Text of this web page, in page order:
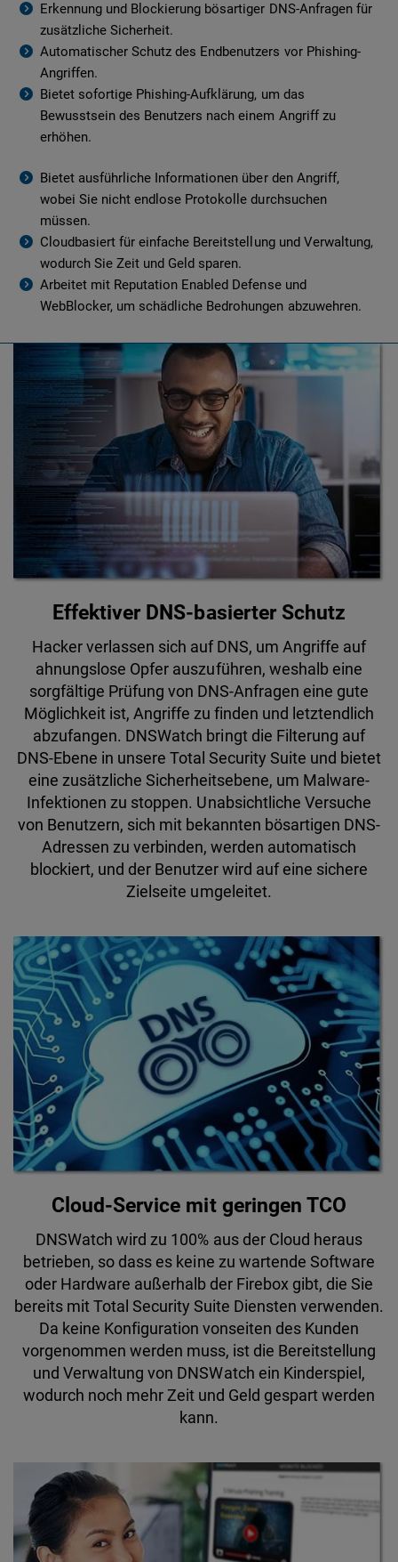
Erkennung und Blockierung bösartiger DNS-Anfragen für
zusätzliche Sicherheit.
Automatischer Schutz des Endbenutzers vor Phishing-
Angriffen.
Bietet sofortige Phishing-Aufklärung, um das
Bewusstsein des Benutzers nach einem Angriff zu
erhöhen.
Bietet ausführliche Informationen über den Angriff,
wobei Sie nicht endlose Protokolle durchsuchen
müssen.
Cloudbasiert für einfache Bereitstellung und Verwaltung,
wodurch Sie Zeit und Geld sparen.
Arbeitet mit Reputation Enabled Defense und
WebBlocker, um schädliche Bedrohungen abzuwehren.
Effektiver DNS-basierter Schutz
Hacker verlassen sich auf DNS, um Angriffe auf
ahnungslose Opfer auszuführen, weshalb eine
sorgfältige Prüfung von DNS-Anfragen eine gute
Möglichkeit ist, Angriffe zu finden und letztendlich
abzufangen. DNSWatch bringt die Filterung auf
DNS-Ebene in unsere Total Security Suite und bietet
eine zusätzliche Sicherheitsebene, um Malware-
Infektionen zu stoppen. Unabsichtliche Versuche
von Benutzern, sich mit bekannten bösartigen DNS-
Adressen zu verbinden, werden automatisch
blockiert, und der Benutzer wird auf eine sichere
Zielseite umgeleitet.
Cloud-Service mit geringen TCO
DNSWatch wird zu 100% aus der Cloud heraus
betrieben, so dass es keine zu wartende Software
oder Hardware außerhalb der Firebox gibt, die Sie
bereits mit Total Security Suite Diensten verwenden.
Da keine Konfiguration vonseiten des Kunden
vorgenommen werden muss, ist die Bereitstellung
und Verwaltung von DNSWatch ein Kinderspiel,
wodurch noch mehr Zeit und Geld gespart werden
kann.